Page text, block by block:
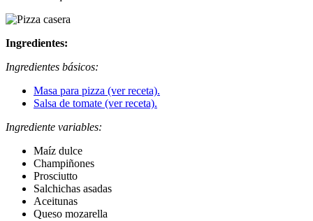
Ingredientes:
Ingredientes básicos:
Masa para pizza (ver receta).
Salsa de tomate (ver receta).
Ingrediente variables:
Maíz dulce
Champiñones
Prosciutto
Salchichas asadas
Aceitunas
Queso mozarella